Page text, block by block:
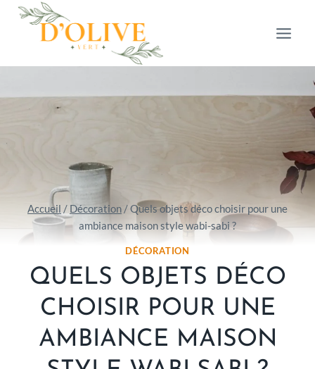
Aller
Accueil / Décoration /Quels objets déco choisir pour une
ambiance maison style wabi-sabi ?
DÉCORATION
QUELS OBJETS DÉCO
CHOISIR POUR UNE
AMBIANCE MAISON